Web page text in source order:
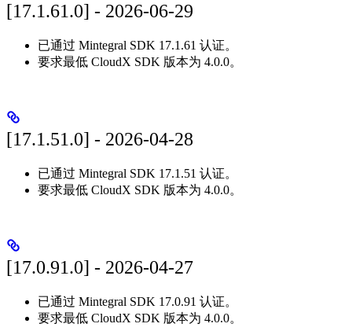
[17.1.61.0] - 2026-06-29
已通过 Mintegral SDK 17.1.61 认证。
要求最低 CloudX SDK 版本为 4.0.0。
[17.1.51.0] - 2026-04-28
已通过 Mintegral SDK 17.1.51 认证。
要求最低 CloudX SDK 版本为 4.0.0。
[17.0.91.0] - 2026-04-27
已通过 Mintegral SDK 17.0.91 认证。
要求最低 CloudX SDK 版本为 4.0.0。